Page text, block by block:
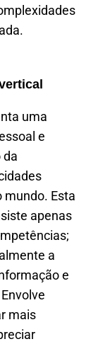
uma
e
da
mundo. Esta
apenas
a
e
mais